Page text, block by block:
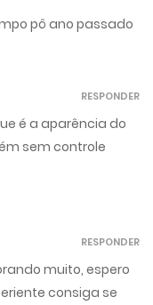
pô ano passado
é a aparência do
sem controle
RESPONDER
muito, espero
consiga se
RESPONDER